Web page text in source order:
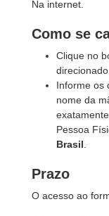
Na internet.
Como se
Clique no
Informe os
nome da
Pessoa
Brasil
Prazo
O acesso ao